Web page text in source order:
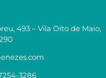
493 – Vila Oito de Maio,
3286